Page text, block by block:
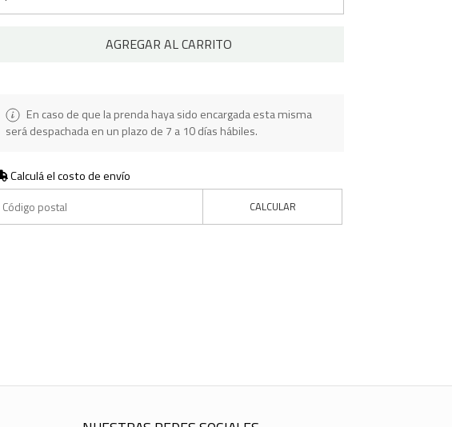
AGREGAR AL CARRITO
En caso de que la prenda haya sido encargada esta misma
será despachada en un plazo de 7 a 10 días hábiles.
Calculá el costo de envío
CALCULAR